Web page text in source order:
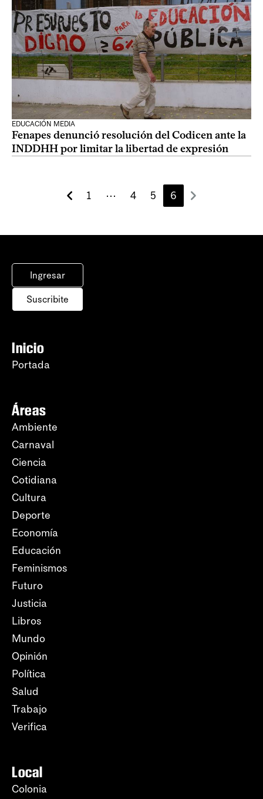
EDUCACIÓN MEDIA
Fenapes denunció resolución del Codicen ante la
INDDHH por limitar la libertad de expresión
1 ⋯ 4 5 6
Ingresar
Suscribite
Inicio
Portada
Áreas
Ambiente
Carnaval
Ciencia
Cotidiana
Cultura
Deporte
Economía
Educación
Feminismos
Futuro
Justicia
Libros
Mundo
Opinión
Política
Salud
Trabajo
Verifica
Local
Colonia